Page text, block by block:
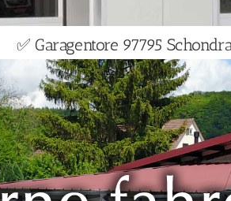
✅ Garagentore 97795